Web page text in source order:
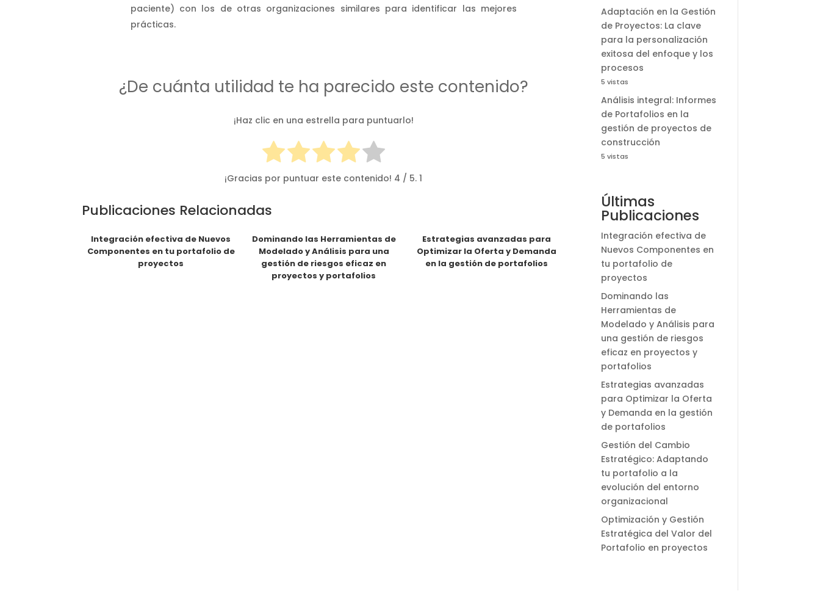
paciente) con los de otras organizaciones similares para identificar las mejores
prácticas.
¿De cuánta utilidad te ha parecido este contenido?
¡Haz clic en una estrella para puntuarlo!
¡Gracias por puntuar este contenido! 4 / 5.1
Publicaciones Relacionadas
Integración efectiva de Nuevos
Componentes en tu portafolio de
proyectos
Dominando las Herramientas de
Modelado y Análisis para una
gestión de riesgos eficaz en
proyectos y portafolios
Estrategias avanzadas para
Optimizar la Oferta y Demanda
en la gestión de portafolios
Adaptación en la Gestión
de Proyectos: La clave
para la personalización
exitosa del enfoque y los
procesos
5 vistas
Análisis integral: Informes
de Portafolios en la
gestión de proyectos de
construcción
5 vistas
Últimas
Publicaciones
Integración efectiva de
Nuevos Componentes en
tu portafolio de
proyectos
Dominando las
Herramientas de
Modelado y Análisis para
una gestión de riesgos
eficaz en proyectos y
portafolios
Estrategias avanzadas
para Optimizar la Oferta
y Demanda en la gestión
de portafolios
Gestión del Cambio
Estratégico: Adaptando
tu portafolio a la
evolución del entorno
organizacional
Optimización y Gestión
Estratégica del Valor del
Portafolio en proyectos